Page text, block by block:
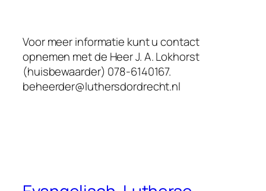
Voor meer informatie kunt u contact
opnemen met de Heer J. A. Lokhorst
(huisbewaarder) 078-6140167.
beheerder@luthersdordrecht.nl